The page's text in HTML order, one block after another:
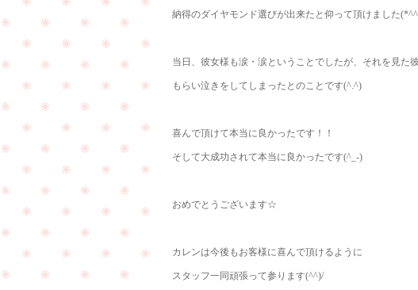
納得のダイヤモンド選びが出来たと仰って頂けました
当日、彼女様も涙・涙ということでしたが、それを見た
もらい泣きをしてしまったとのことです(^.^)
喜んで頂けて本当に良かったです！！
そして大成功されて本当に良かったです(^_-)
おめでとうございます☆
カレンは今後もお客様に喜んで頂けるように
スタッフ一同頑張って参ります(^^)/